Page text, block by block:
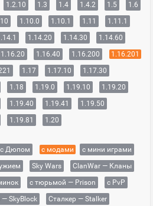
1.2.10 1.3 1.4 1.4.2 1.5
1.6
1.10.0 1.10.1 1.11
1.11.1
1.14.20 1.14.30
1.14.60
1.16.20 1.16.40 1.16.200
1.16.201
1.17 1.17.10
1.17.30
1.18 1.19.0 1.19.10
1.19.20
1.19.40 1.19.41
1.19.50
1.19.81 1.20
с Дюпом с модами
с мини играми
Sky Wars
ClanWar — Кланы
с тюрьмой — Prison
с PvP
SkyBlock
Сталкер — Stalker